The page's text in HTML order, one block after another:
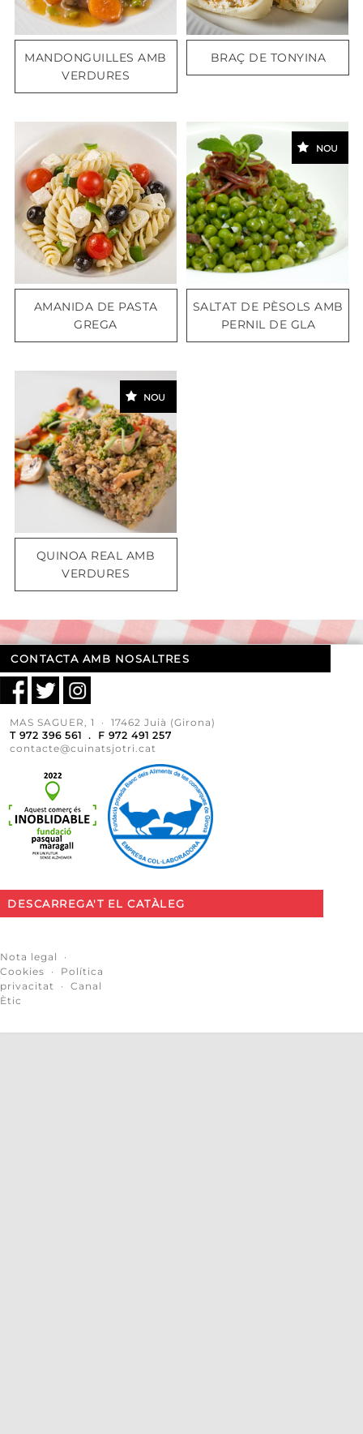
MANDONGUILLES AMB
VERDURES
BRAÇ DE TONYINA
AMANIDA DE PASTA
GREGA
SALTAT DE PÈSOLS AMB
PERNIL DE GLA
NOU
QUINOA REAL AMB
VERDURES
NOU
CONTACTA AMB NOSALTRES
MAS SAGUER, 1 · 17462 Juià (Girona)
T 972 396 561 . F 972 491 257
contacte@cuinatsjotri.cat
DESCARREGA'T EL CATÀLEG
Nota legal
·
Cookies · Política
privacitat · Canal
Ètic